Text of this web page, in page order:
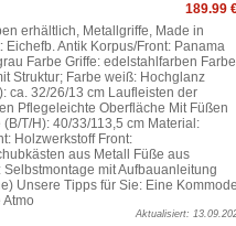
189.99
erhältlich, Metallgriffe, Made in
Antik Korpus/Front: Panama
Farbe Griffe: edelstahlfarben Farbe
Struktur; Farbe weiß: Hochglanz
ca. 32/26/13 cm Laufleisten der
Pflegeleichte Oberfläche Mit Füßen
T/H): 40/33/113,5 cm Material:
Holzwerkstoff Front:
aus Metall Füße aus
mit Aufbauanleitung
Unsere Tipps für Sie: Eine Kommode
Aktualisiert: